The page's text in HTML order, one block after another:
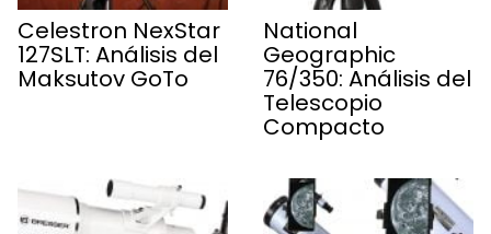
Celestron NexStar
127SLT: Análisis del
Maksutov GoTo
National
Geographic
76/350: Análisis del
Telescopio
Compacto